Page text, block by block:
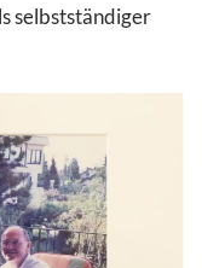
selbstständiger